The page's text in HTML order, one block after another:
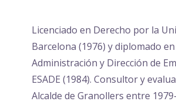
Licenciado en Derecho por la
Barcelona (1976) y diplomado en
Administración y Dirección de
ESADE (1984). Consultor y
Alcalde de Granollers entre